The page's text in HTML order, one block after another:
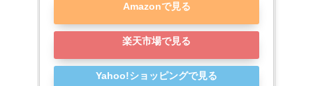
Amazonで見る
楽天市場で見る
Yahoo!ショッピングで見る